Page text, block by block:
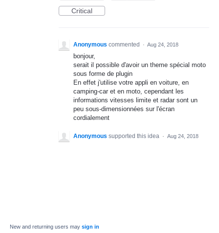
Critical
Anonymous commented · Aug 24, 2018
bonjour,
serait il possible d'avoir un theme spécial moto
sous forme de plugin
En effet j'utilise votre appli en voiture, en
camping-car et en moto, cependant les
informations vitesses limite et radar sont un
peu sous-dimensionnées sur l'écran
cordialement
Anonymous supported this idea · Aug 24, 2018
New and returning users may sign in